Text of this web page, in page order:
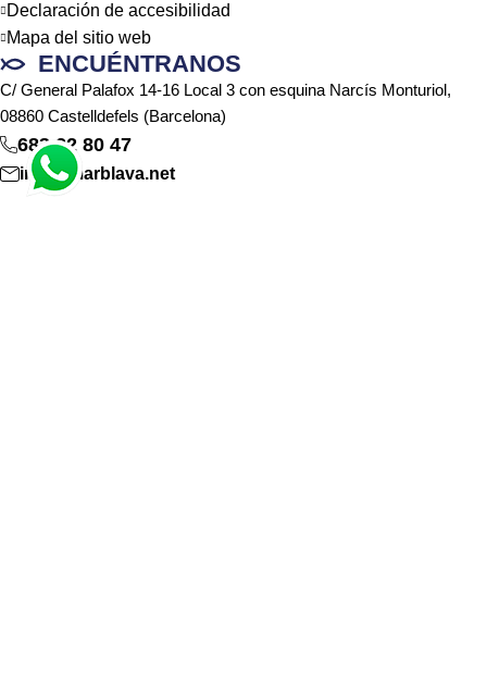
Declaración de accesibilidad
Mapa del sitio web
ENCUÉNTRANOS
C/ General Palafox 14-16 Local 3 con esquina Narcís Monturiol,
08860 Castelldefels (Barcelona)
683 22 80 47
info@marblava.net